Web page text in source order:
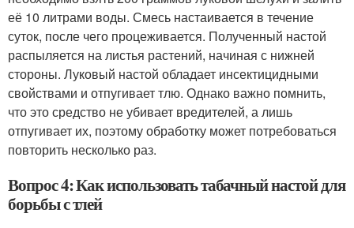
её 10 литрами воды. Смесь настаивается в течение
суток, после чего процеживается. Полученный настой
распыляется на листья растений, начиная с нижней
стороны. Луковый настой обладает инсектицидными
свойствами и отпугивает тлю. Однако важно помнить,
что это средство не убивает вредителей, а лишь
отпугивает их, поэтому обработку может потребоваться
повторить несколько раз.
Вопрос 4: Как использовать табачный настой для
борьбы с тлей